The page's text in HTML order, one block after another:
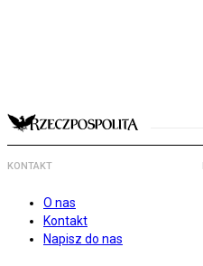
KONTAKT
O nas
Kontakt
Napisz do nas